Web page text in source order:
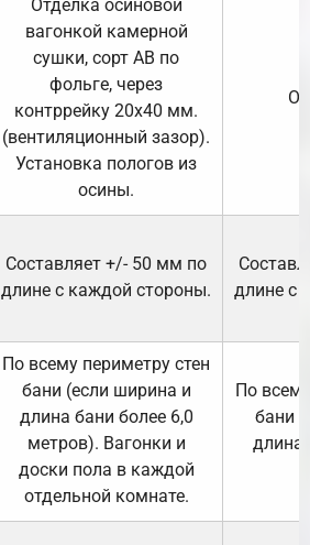
Отделка осиновой
вагонкой камерной
сушки, сорт АВ по
фольге, через
контррейку 20х40 мм.
(вентиляционный зазор).
Установка пологов из
осины.
Составляет +/- 50 мм по
длине с каждой стороны.
длине с
По всему периметру стен
бани (если ширина и
длина бани более 6,0
метров). Вагонки и
доски пола в каждой
отдельной комнате.
По
бани
длина